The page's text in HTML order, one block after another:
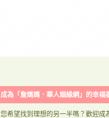
成為「詹媽媽．華人姻緣網」的幸福
您希望找到理想的另一半嗎？歡迎